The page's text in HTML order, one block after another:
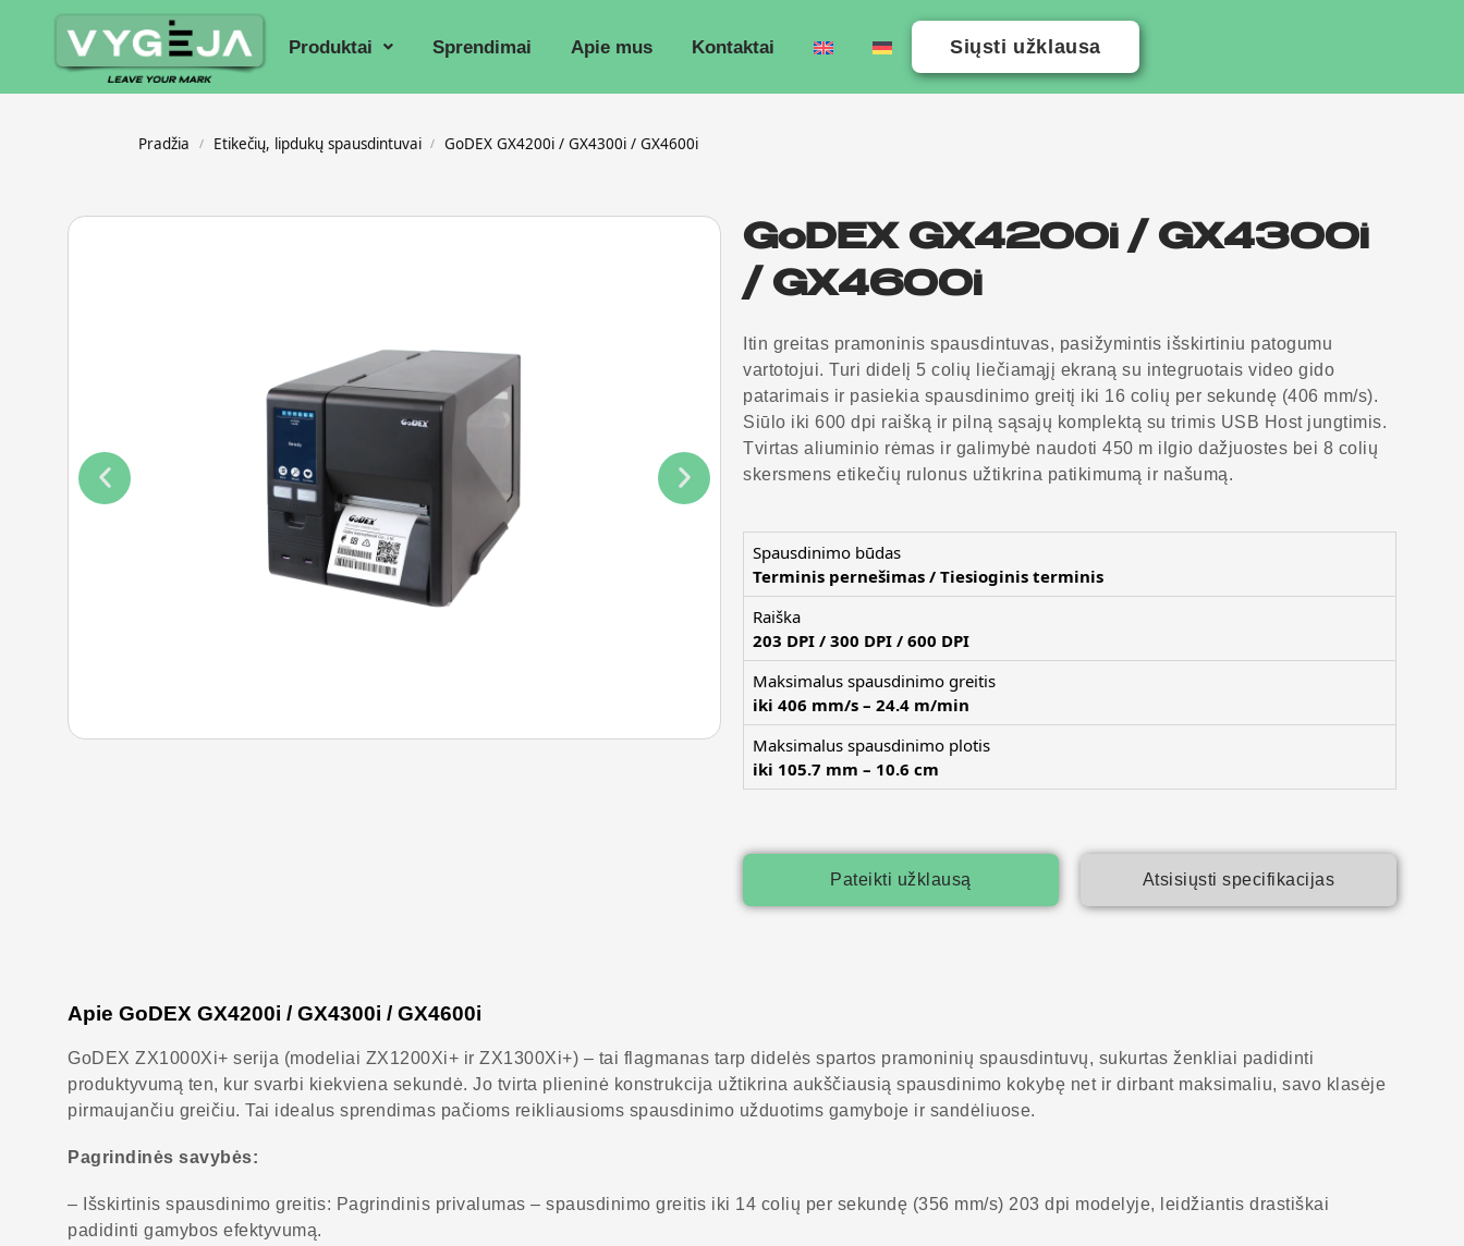
Produktai Sprendimai Apie mus Kontaktai Siųsti užklausa
Pradžia / Etikečių, lipdukų spausdintuvai / GoDEX GX4200i / GX4300i / GX4600i
GoDEX GX4200i / GX4300i
/ GX4600i
Itin greitas pramoninis spausdintuvas, pasižymintis išskirtiniu patogumu
vartotojui. Turi didelį 5 colių liečiamąjį ekraną su integruotais video gido
patarimais ir pasiekia spausdinimo greitį iki 16 colių per sekundę (406 mm/s).
Siūlo iki 600 dpi raišką ir pilną sąsajų komplektą su trimis USB Host jungtimis.
Tvirtas aliuminio rėmas ir galimybė naudoti 450 m ilgio dažjuostes bei 8 colių
skersmens etikečių rulonus užtikrina patikimumą ir našumą.
Spausdinimo būdas
Terminis pernešimas / Tiesioginis terminis
Raiška
203 DPI / 300 DPI / 600 DPI
Maksimalus spausdinimo greitis
iki 406 mm/s – 24.4 m/min
Maksimalus spausdinimo plotis
iki 105.7 mm – 10.6 cm
Pateikti užklausą Atsisiųsti specifikacijas
Apie GoDEX GX4200i / GX4300i / GX4600i
GoDEX ZX1000Xi+ serija (modeliai ZX1200Xi+ ir ZX1300Xi+) – tai flagmanas tarp didelės spartos pramoninių spausdintuvų, sukurtas ženkliai padidinti
produktyvumą ten, kur svarbi kiekviena sekundė. Jo tvirta plieninė konstrukcija užtikrina aukščiausią spausdinimo kokybę net ir dirbant maksimaliu, savo klasėje
pirmaujančiu greičiu. Tai idealus sprendimas pačioms reikliausioms spausdinimo užduotims gamyboje ir sandėliuose.
Pagrindinės savybės:
– Išskirtinis spausdinimo greitis: Pagrindinis privalumas – spausdinimo greitis iki 14 colių per sekundę (356 mm/s) 203 dpi modelyje, leidžiantis drastiškai
padidinti gamybos efektyvumą.